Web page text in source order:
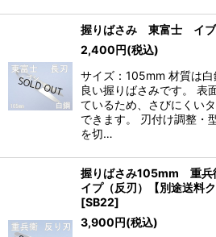
握りばさみ 東富士 イ
2,400円(税込)
サイズ：105mm 材質は
良い握りばさみです。 表
ているため、さびにくい
できます。 刃付け調整・
を切…
握りばさみ105mm 重
イプ（反刃）【別途送料
[SB22]
3,900円(税込)